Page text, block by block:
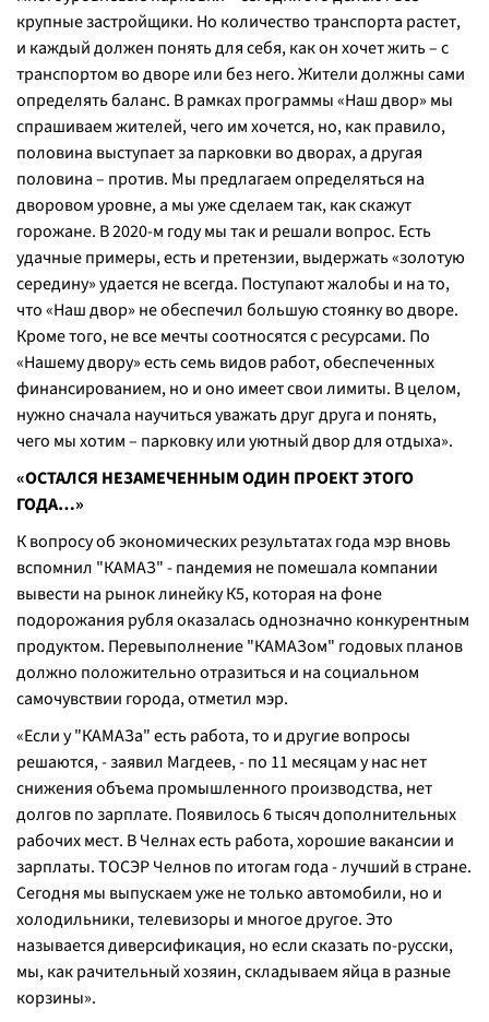
крупные застройщики. Но количество транспорта растет,
и каждый должен понять для себя, как он хочет жить – с
транспортом во дворе или без него. Жители должны сами
определять баланс. В рамках программы «Наш двор» мы
спрашиваем жителей, чего им хочется, но, как правило,
половина выступает за парковки во дворах, а другая
половина – против. Мы предлагаем определяться на
дворовом уровне, а мы уже сделаем так, как скажут
горожане. В 2020-м году мы так и решали вопрос. Есть
удачные примеры, есть и претензии, выдержать «золотую
середину» удается не всегда. Поступают жалобы и на то,
что «Наш двор» не обеспечил большую стоянку во дворе.
Кроме того, не все мечты соотносятся с ресурсами. По
«Нашему двору» есть семь видов работ, обеспеченных
финансированием, но и оно имеет свои лимиты. В целом,
нужно сначала научиться уважать друг друга и понять,
чего мы хотим – парковку или уютный двор для отдыха».
«ОСТАЛСЯ НЕЗАМЕЧЕННЫМ ОДИН ПРОЕКТ ЭТОГО
ГОДА…»
К вопросу об экономических результатах года мэр вновь
вспомнил "КАМАЗ" - пандемия не помешала компании
вывести на рынок линейку К5, которая на фоне
подорожания рубля оказалась однозначно конкурентным
продуктом. Перевыполнение "КАМАЗом" годовых планов
должно положительно отразиться и на социальном
самочувствии города, отметил мэр.
«Если у "КАМАЗа" есть работа, то и другие вопросы
решаются, -заявил Магдеев,- по 11 месяцам у нас нет
снижения объема промышленного производства, нет
долгов по зарплате. Появилось 6 тысяч дополнительных
рабочих мест. В Челнах есть работа, хорошие вакансии и
зарплаты. ТОСЭР Челнов по итогам года - лучший в стране.
Сегодня мы выпускаем уже не только автомобили, но и
холодильники, телевизоры и многое другое. Это
называется диверсификация, но если сказать по-русски,
мы, как рачительный хозяин, складываем яйца в разные
корзины».